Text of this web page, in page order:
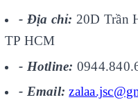
- Địa chỉ: 20D Trần
TP HCM
- Hotline:
- Email: